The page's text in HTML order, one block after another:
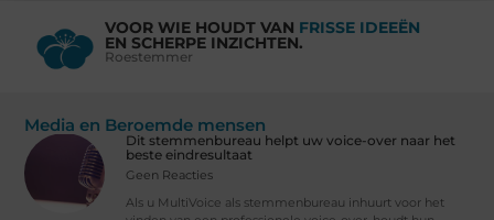
VOOR WIE HOUDT VAN FRISSE IDEEËN
EN SCHERPE INZICHTEN.
Roestemmer
Media en Beroemde mensen
Dit stemmenbureau helpt uw voice-over naar het
beste eindresultaat
Geen Reacties
Als u MultiVoice als stemmenbureau inhuurt voor het